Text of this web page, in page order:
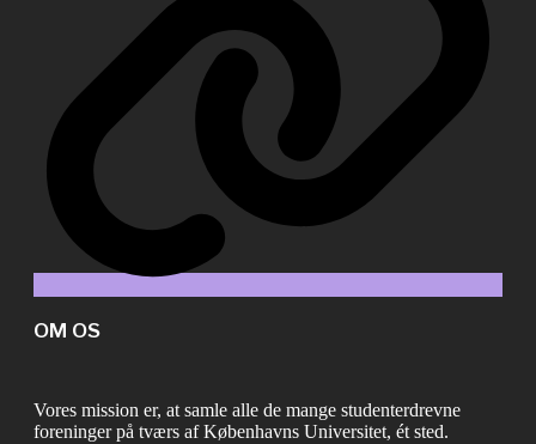
OM OS
Vores mission er, at samle alle de mange studenterdrevne
foreninger på tværs af Københavns Universitet, ét sted.